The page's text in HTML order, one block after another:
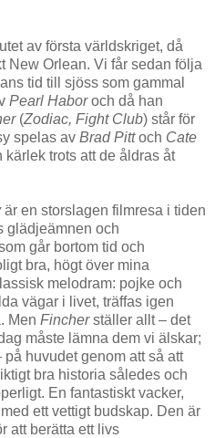
av första världskriget, då
New Orlean. Vi får sedan följa
tid till sjöss som gammal
Pearl Haboroch då han
(Zodiac, Fight Club) står för
spelas av Brad Pittoch Cate
kärlek trots att de åldras åt
är en storslagen filmresa i tiden
glädjeämnen och
går bortom tid och
bra, högt över mina
melodram: pojke och
vägar i livet, träffas igen
Men Fincherställer allt – det
måste lämna dem vi älskar;
huvudet genom att så att
bra historia således och
En fantastiskt vacker,
ett vettigt budskap. Den är
att berätta ett livs